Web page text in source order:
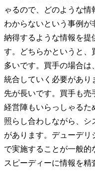
ゃるので、どのような
わからないという事例
納得するような情報を提
す。どちらかというと、
多いです。買手の場合は
統合していく必要があり
先が長いです。買手も
経営陣もいらっしゃるた
照らし合わしながら、
があります。デューデ
で実施することが一般的
スピーディーに情報を精